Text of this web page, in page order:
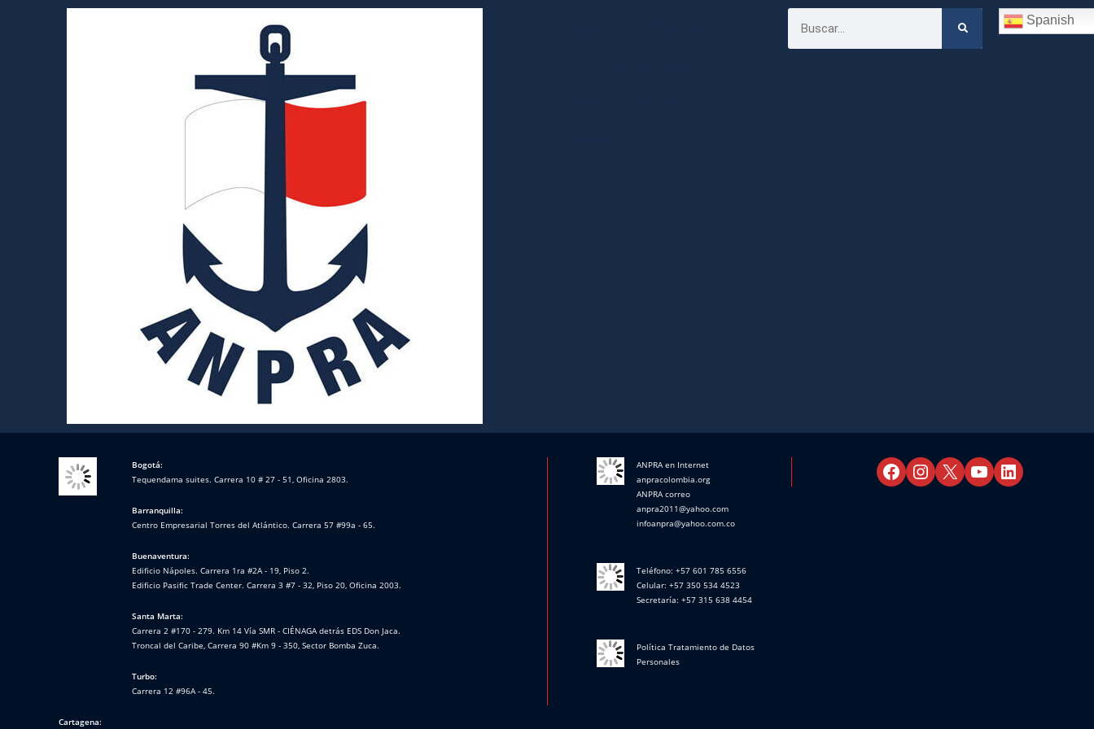
Spanish
Bogotá:
Tequendama suites. Carrera 10 # 27 - 51, Oficina 2803.
Barranquilla:
Centro Empresarial Torres del Atlántico. Carrera 57 #99a - 65.
Buenaventura:
Edificio Nápoles. Carrera 1ra #2A - 19, Piso 2.
Edificio Pasific Trade Center. Carrera 3 #7 - 32, Piso 20, Oficina 2003.
Santa Marta:
Carrera 2 #170 - 279. Km 14 Vía SMR - CIÉNAGA detrás EDS Don Jaca.
Troncal del Caribe, Carrera 90 #Km 9 - 350, Sector Bomba Zuca.
Turbo:
Carrera 12 #96A - 45.
Cartagena:
ANPRA en Internet
anpracolombia.org
ANPRA correo
anpra2011@yahoo.com
infoanpra@yahoo.com.co
Teléfono: +57 601 785 6556
Celular: +57 350 534 4523
Secretaría: +57 315 638 4454
Política Tratamiento de Datos
Personales